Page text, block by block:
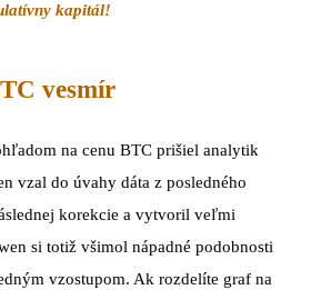
kapitál!
vesmír
na cenu BTC prišiel analytik
vzal do úvahy dáta z posledného
korekcie a vytvoril veľmi
si totiž všimol nápadné podobnosti
vzostupom. Ak rozdelíte graf na